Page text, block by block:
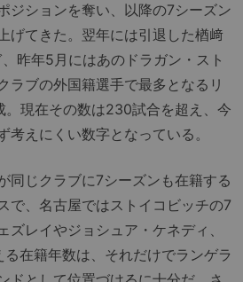
ジションを奪い、以降の7シーズン
げてきた。翌年には引退した楢﨑
昨年5月にはあのドラガン・スト
ラブの外国籍選手で最多となるリ
。現在その数は230試合を超え、今
考えにくい数字となっている。
同じクラブに7シーズンも在籍する
で、名古屋ではストイコビッチの7
ズレイやジョシュア・ケネディ、
在籍年数は、それだけでランゲラ